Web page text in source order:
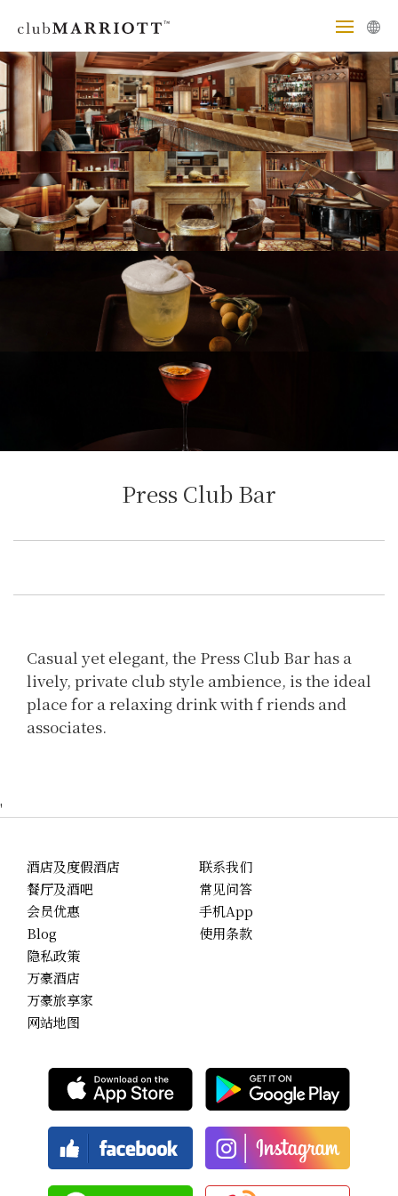
Press Club Bar
Casual yet elegant, the Press Club Bar has a
lively, private club style ambience, is the ideal
place for a relaxing drink with f riends and
associates.
'
酒店及度假酒店
餐厅及酒吧
会员优惠
Blog
联系我们
常见问答
手机App
使用条款
隐私政策
万豪酒店
万豪旅享家
网站地图